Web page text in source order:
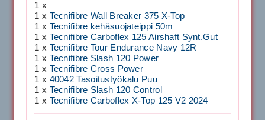
1 x
1 x Tecnifibre Wall Breaker 375 X-Top
1 x Tecnifibre kehäsuojateippi 50m
1 x Tecnifibre Carboflex 125 Airshaft Synt.Gut
1 x Tecnifibre Tour Endurance Navy 12R
1 x Tecnifibre Slash 120 Power
1 x Tecnifibre Cross Power
1 x 40042 Tasoitustyökalu Puu
1 x Tecnifibre Slash 120 Control
1 x Tecnifibre Carboflex X-Top 125 V2 2024